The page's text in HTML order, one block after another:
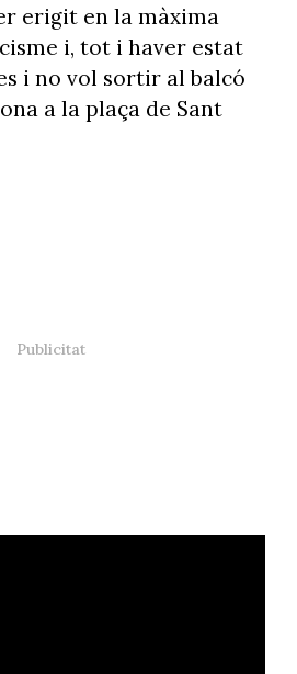
erigit en la màxima
i, tot i haver estat
i no vol sortir al balcó
a la plaça de Sant